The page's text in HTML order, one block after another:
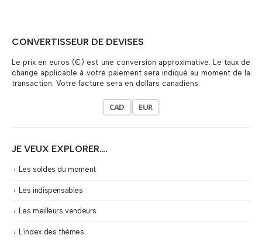
CONVERTISSEUR DE DEVISES
Le prix en euros (€) est une conversion approximative. Le taux de
change applicable à votre paiement sera indiqué au moment de la
transaction. Votre facture sera en dollars canadiens.
CAD EUR
JE VEUX EXPLORER….
Les soldes du moment
Les indispensables
Les meilleurs vendeurs
L’index des thèmes